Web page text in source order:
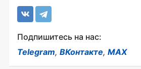
Подпишитесь на нас:
Telegram, ВКонтакте, MAX